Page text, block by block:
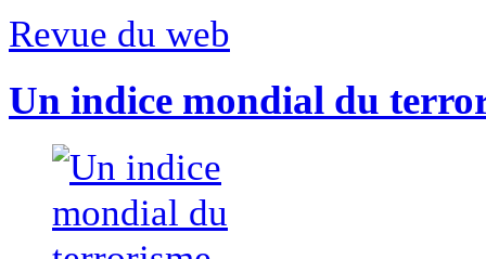
Revue du web
Un indice mondial du